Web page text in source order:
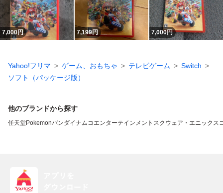
7,000円 7,199円 7,000円
Yahoo!フリマ ゲーム、おもちゃ テレビゲーム
Switch
ソフト（パッケージ版）
他のブランドから探す
任天堂Pokemonバンダイナムコエンターテインメント スクウェア・エニックス